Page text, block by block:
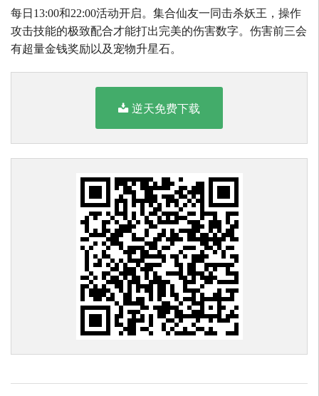
每日13:00和22:00活动开启。集合仙友一同击杀妖王，操作
攻击技能的极致配合才能打出完美的伤害数字。伤害前三会
有超量金钱奖励以及宠物升星石。
逆天免费下载